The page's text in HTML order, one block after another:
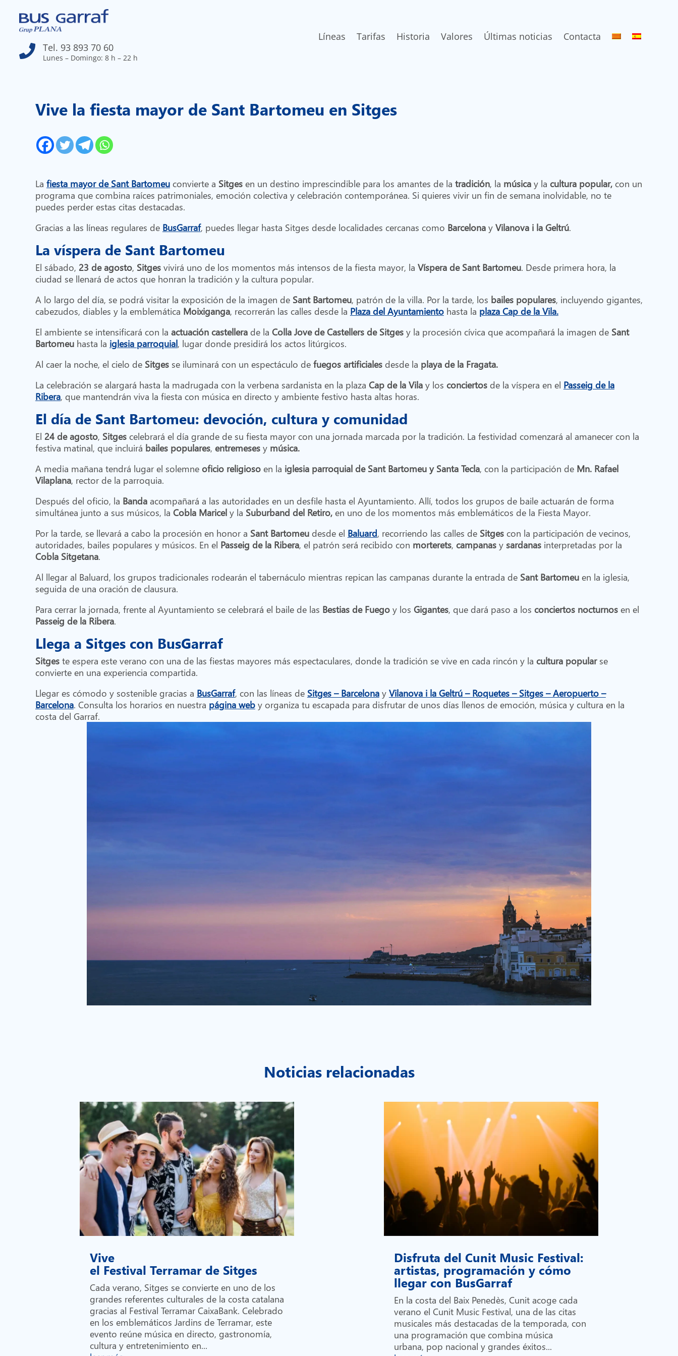
 Tel. 93 893 70 60
Lunes – Domingo: 8 h – 22 h
Líneas Tarifas Historia Valores Últimas noticias Contacta
Vive la fiesta mayor de Sant Bartomeu en Sitges
La fiesta mayor de Sant Bartomeuconvierte a Sitgesen un destino imprescindible para los amantes de la tradición, la música y la cultura popular,con un
programa que combina raíces patrimoniales, emoción colectiva y celebración contemporánea. Si quieres vivir un fin de semana inolvidable, no te
puedes perder estas citas destacadas.
Gracias a las líneas regulares de BusGarraf, puedes llegar hasta Sitges desde localidades cercanas como Barcelonay Vilanova i la Geltrú.
La víspera de Sant Bartomeu
El sábado, 23 de agosto, Sitges vivirá uno de los momentos más intensos de la fiesta mayor, la Víspera de Sant Bartomeu. Desde primera hora, la
ciudad se llenará de actos que honran la tradición y la cultura popular.
A lo largo del día, se podrá visitar la exposición de la imagen de Sant Bartomeu, patrón de la villa. Por la tarde, los bailes populares, incluyendo gigantes,
cabezudos, diables y la emblemática Moixiganga, recorrerán las calles desde la Plaza del Ayuntamientohasta la plaza Cap de la Vila.
El ambiente se intensificará con la actuación castellerade la Colla Jove de Castellers de Sitgesy la procesión cívica que acompañará la imagen de Sant
Bartomeuhasta la iglesia parroquial, lugar donde presidirá los actos litúrgicos.
Al caer la noche, el cielo de Sitges se iluminará con un espectáculo de fuegos artificialesdesde la playa de la Fragata.
La celebración se alargará hasta la madrugada con la verbena sardanista en la plaza Cap de la Vilay los conciertos de la víspera en el Passeig de la
Ribera, que mantendrán viva la fiesta con música en directo y ambiente festivo hasta altas horas.
El día de Sant Bartomeu: devoción, cultura y comunidad
El 24 de agosto, Sitgescelebrará el día grande de su fiesta mayor con una jornada marcada por la tradición. La festividad comenzará al amanecer con la
festiva matinal, que incluirá bailes populares, entremesesy música.
A media mañana tendrá lugar el solemne oficio religiosoen la iglesia parroquial de Sant Bartomeu y Santa Tecla, con la participación de Mn. Rafael
Vilaplana, rector de la parroquia.
Después del oficio, la Bandaacompañará a las autoridades en un desfile hasta el Ayuntamiento. Allí, todos los grupos de baile actuarán de forma
simultánea junto a sus músicos, la Cobla Maricely la Suburband del Retiro,en uno de los momentos más emblemáticos de la Fiesta Mayor.
Por la tarde, se llevará a cabo la procesión en honor a Sant Bartomeudesde el Baluard, recorriendo las calles de Sitgescon la participación de vecinos,
autoridades, bailes populares y músicos. En el Passeig de la Ribera, el patrón será recibido con morterets, campanas y sardanas interpretadas por la
Cobla Sitgetana.
Al llegar al Baluard, los grupos tradicionales rodearán el tabernáculo mientras repican las campanas durante la entrada de Sant Bartomeuen la iglesia,
seguida de una oración de clausura.
Para cerrar la jornada, frente al Ayuntamiento se celebrará el baile de las Bestias de Fuegoy los Gigantes, que dará paso a los conciertos nocturnosen el
Passeig de la Ribera.
Llega a Sitges con BusGarraf
Sitges te espera este verano con una de las fiestas mayores más espectaculares, donde la tradición se vive en cada rincón y la cultura popularse
convierte en una experiencia compartida.
Llegar es cómodo y sostenible gracias a BusGarraf, con las líneas de Sitges – Barcelonay Vilanova i la Geltrú – Roquetes – Sitges – Aeropuerto –
Barcelona. Consulta los horarios en nuestra página weby organiza tu escapada para disfrutar de unos días llenos de emoción, música y cultura en la
costa del Garraf.
Noticias relacionadas
Vive
el Festival Terramar de Sitges
Cada verano, Sitges se convierte en uno de los
grandes referentes culturales de la costa catalana
gracias al Festival Terramar CaixaBank. Celebrado
en los emblemáticos Jardins de Terramar, este
evento reúne música en directo, gastronomía,
cultura y entretenimiento en...
Disfruta del Cunit Music Festival:
artistas, programación y cómo
llegar con BusGarraf
En la costa del Baix Penedès, Cunit acoge cada
verano el Cunit Music Festival, una de las citas
musicales más destacadas de la temporada, con
una programación que combina música
urbana, pop nacional y grandes éxitos...